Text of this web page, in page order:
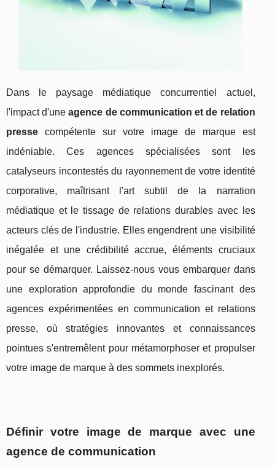
Dans le paysage médiatique concurrentiel actuel,
l'impact d'uneagence de communication et de relation
presse compétente sur votre image de marque est
indéniable. Ces agences spécialisées sont les
catalyseurs incontestés du rayonnement de votre identité
corporative, maîtrisant l'art subtil de la narration
médiatique et le tissage de relations durables avec les
acteurs clés de l'industrie. Elles engendrent une visibilité
inégalée et une crédibilité accrue, éléments cruciaux
pour se démarquer. Laissez-nous vous embarquer dans
une exploration approfondie du monde fascinant des
agences expérimentées en communication et relations
presse, où stratégies innovantes et connaissances
pointues s'entremêlent pour métamorphoser et propulser
votre image de marque à des sommets inexplorés.
Définir votre image de marque avec une
agence de communication